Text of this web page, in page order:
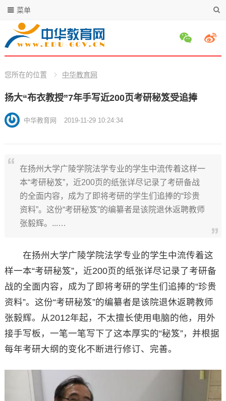
菜单
您所在的位置 中华教育网
扬大“布衣教授”7年手写近200页考研秘笈受追捧
中华教育网 2019-11-29 10:24:34
在扬州大学广陵学院法学专业的学生中流传着这样一
本“考研秘笈”，近200页的纸张详尽记录了考研备战
的全面内容，成为了即将考研的学生们追捧的“珍贵
资料”。这份“考研秘笈”的编纂者是该院退休返聘教师
张毅辉。...…
在扬州大学广陵学院法学专业的学生中流传着这
样一本“考研秘笈”，近200页的纸张详尽记录了考研备
战的全面内容，成为了即将考研的学生们追捧的“珍贵
资料”。这份“考研秘笈”的编纂者是该院退休返聘教师
张毅辉。从2012年起，不太擅长使用电脑的他，用外
接手写板，一笔一笔写下了这本厚实的“秘笈”，并根据
每年考研大纲的变化不断进行修订、完善。